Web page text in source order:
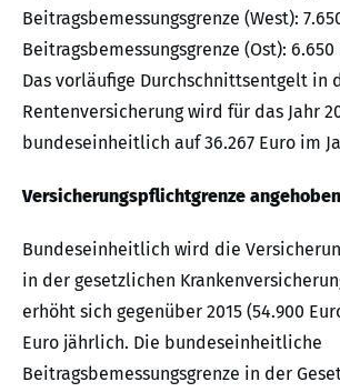
Beitragsbemessungsgrenze (West):
Beitragsbemessungsgrenze (Ost):
Das vorläufige Durchschnittsentgelt in
Rentenversicherung wird für das Jahr
bundeseinheitlich auf 36.267 Euro im
Versicherungspflichtgrenze angehoben
Bundeseinheitlich wird die
in der gesetzlichen
erhöht sich gegenüber 2015 (54.900
Euro jährlich. Die bundeseinheitliche
Beitragsbemessungsgrenze in der